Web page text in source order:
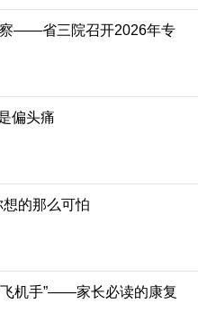
——省三院召开2026年专
偏头痛
的那么可怕
机手”——家长必读的康复